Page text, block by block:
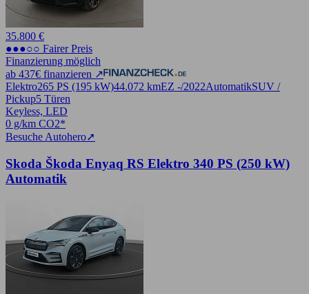
35.800 €
●●●○○ Fairer Preis
Finanzierung möglich
ab 437€ finanzieren ↗
Elektro265 PS (195 kW)44.072 kmEZ -/2022AutomatikSUV /
Pickup5 Türen
Keyless, LED
0 g/km CO2*
Besuche Autohero➚
Skoda Škoda Enyaq RS Elektro 340 PS (250 kW)
Automatik